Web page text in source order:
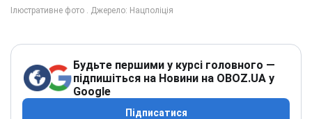
Будьте першими у курсі головного —
підпишіться на Новини на OBOZ.UA у
Google
Підписатися